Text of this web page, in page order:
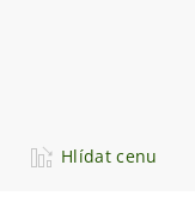
Hlídat cenu